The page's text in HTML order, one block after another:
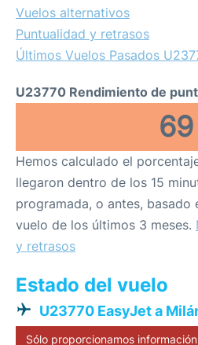
Vuelos alternativos
Puntualidad y retrasos
Últimos Vuelos Pasados
U23770 Rendimiento de
69
Hemos calculado el
llegaron dentro de los 15
programada, o antes, basado
vuelo de los últimos 3 meses.
y retrasos
Estado del vuelo
U23770 EasyJet a
Sólo proporcionamos